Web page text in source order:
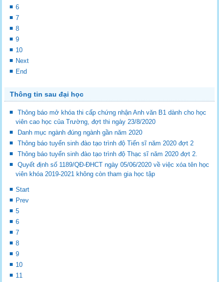
6
7
8
9
10
Next
End
Thông tin sau đại học
Thông báo mở khóa thi cấp chứng nhận Anh văn B1 dành cho học
viên cao học của Trường, đợt thi ngày 23/8/2020
Danh mục ngành đúng ngành gần năm 2020
Thông báo tuyển sinh đào tạo trình độ Tiến sĩ năm 2020 đợt 2
Thông báo tuyển sinh đào tạo trình độ Thạc sĩ năm 2020 đợt 2.
Quyết định số 1189/QĐ-ĐHCT ngày 05/06/2020 về việc xóa tên học
viên khóa 2019-2021 không còn tham gia học tập
Start
Prev
5
6
7
8
9
10
11